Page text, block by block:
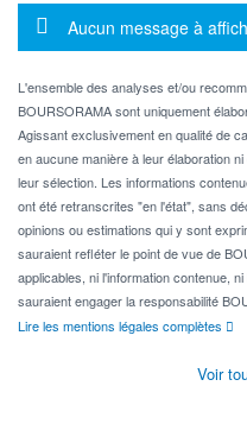
Message
Aucun message à
L'ensemble des analyses et/ou
BOURSORAMA sont uniquement
Agissant exclusivement en qualité de
en aucune manière à leur élaboration
leur sélection. Les informations
ont été retranscrites "en l'état", sans
opinions ou estimations qui y sont
sauraient refléter le point de vue de
applicables, ni l'information contenue,
sauraient engager la responsabilité
Lire les mentions légales complètes
Voir